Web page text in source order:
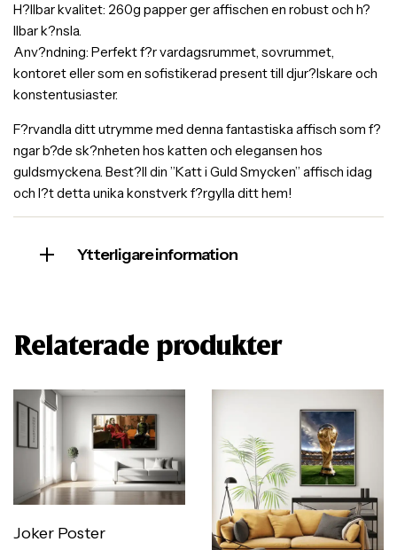
H?llbar kvalitet: 260g papper ger affischen en robust och h?
llbar k?nsla.
Anv?ndning: Perfekt f?r vardagsrummet, sovrummet,
kontoret eller som en sofistikerad present till djur?lskare och
konstentusiaster.
F?rvandla ditt utrymme med denna fantastiska affisch som f?
ngar b?de sk?nheten hos katten och elegansen hos
guldsmyckena. Best?ll din ”Katt i Guld Smycken” affisch idag
och l?t detta unika konstverk f?rgylla ditt hem!
Ytterligare information
Relaterade produkter
Joker Poster